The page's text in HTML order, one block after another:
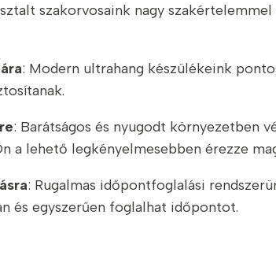
szakorvosaink nagy
: Modern ultrahang készülékeink
: Barátságos és nyugodt környezetben
a lehető legkényelmesebben érezze
: Rugalmas időpontfoglalási
és egyszerűen foglalhat időpontot.